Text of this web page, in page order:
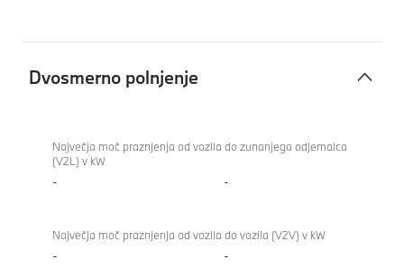
Dvosmerno polnjenje
polnjenje
Največja moč praznjenja od vozila do zunanjega odjemalca
(V2L) v kW
- -
Največja moč praznjenja od vozila do vozila (V2V) v kW
- -